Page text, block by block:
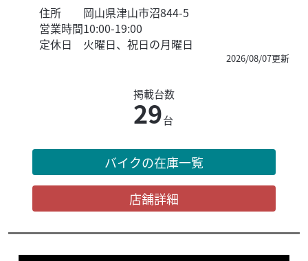
住所
岡山県津山市沼844-5
営業時間10:00-19:00
定休日
火曜日、祝日の月曜日
2026/08/07更新
掲載台数
29台
バイクの在庫一覧
店舗詳細